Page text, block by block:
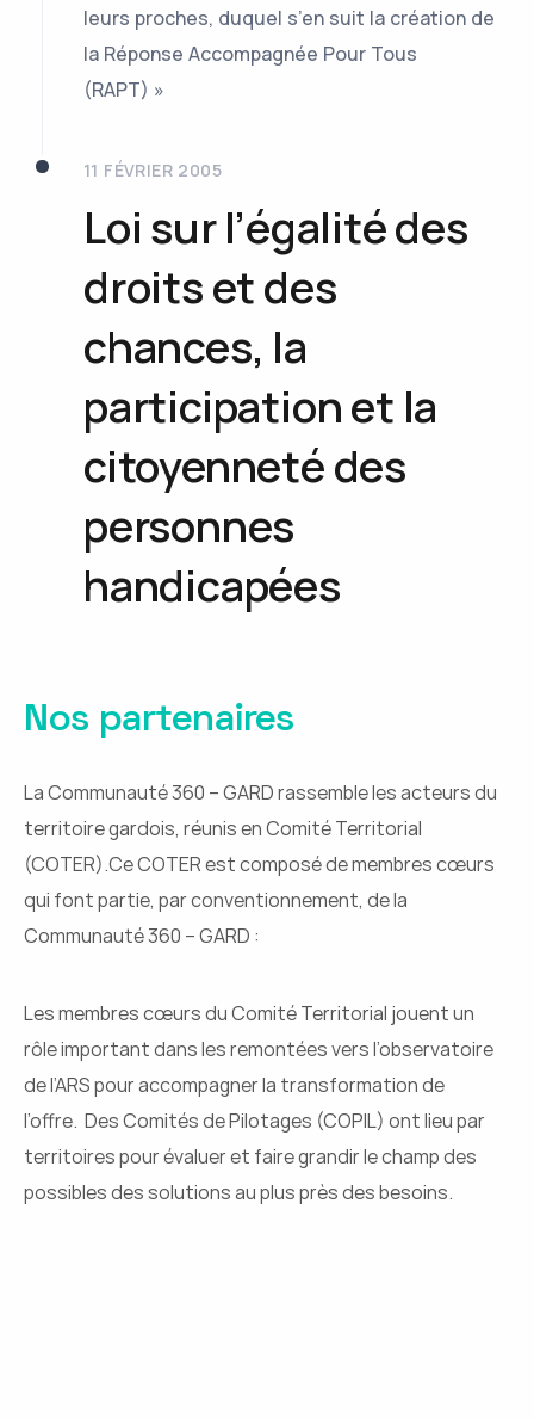
leurs proches, duquel s’en suit la création de
la Réponse Accompagnée Pour Tous
(RAPT) »
11 FÉVRIER 2005
Loi sur l’égalité des
droits et des
chances, la
participation et la
citoyenneté des
personnes
handicapées
Nos partenaires
La Communauté 360 – GARD rassemble les acteurs du
territoire gardois, réunis en Comité Territorial
(COTER).Ce COTER est composé de membres cœurs
qui font partie, par conventionnement, de la
Communauté 360 – GARD :
Les membres cœurs du Comité Territorial jouent un
rôle important dans les remontées vers l’observatoire
de l’ARS pour accompagner la transformation de
l’offre. Des Comités de Pilotages (COPIL) ont lieu par
territoires pour évaluer et faire grandir le champ des
possibles des solutions au plus près des besoins.